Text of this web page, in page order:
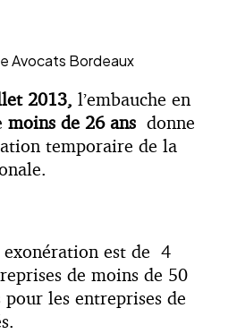
Avocats Bordeaux
2013, l’embauche en
moins de 26 ans donne
temporaire de la
exonération est de 4
de moins de 50
les entreprises de